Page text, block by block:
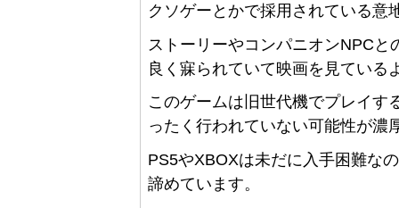
クソゲーとかで採用されている意
ストーリーやコンパニオンNPC
良く寐られていて映画を見ている
このゲームは旧世代機でプレイす
ったく行われていない可能性が濃
PS5やXBOXは未だに入手困難な
諦めています。